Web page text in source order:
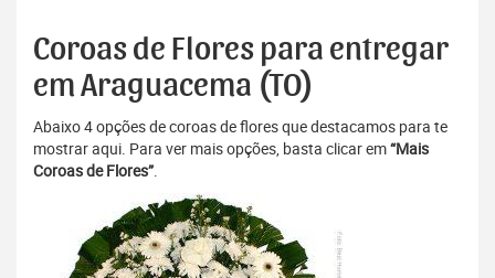
Coroas de Flores para entregar
em Araguacema (TO)
Abaixo 4 opções de coroas de flores que destacamos para te
mostrar aqui. Para ver mais opções, basta clicar em“Mais
Coroas de Flores”.